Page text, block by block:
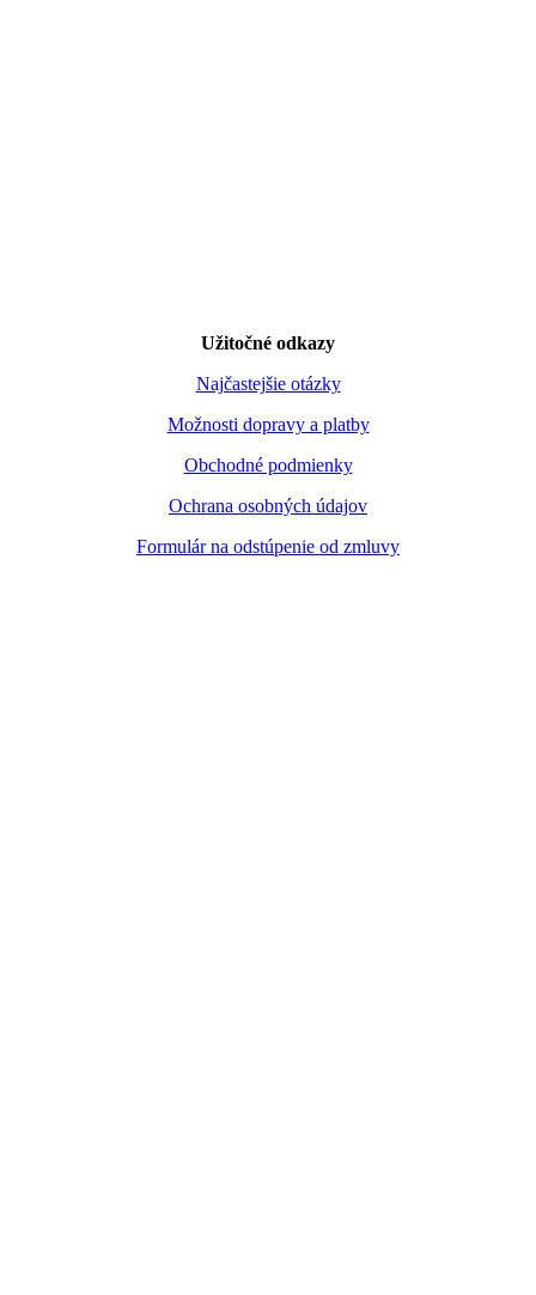
Užitočné odkazy
Najčastejšie otázky
Možnosti dopravy a platby
Obchodné podmienky
Ochrana osobných údajov
Formulár na odstúpenie od zmluvy